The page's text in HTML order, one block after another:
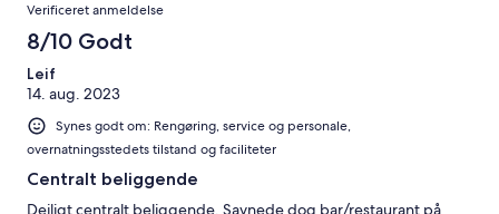
Verificeret anmeldelse
8/10 Godt
Leif
14. aug. 2023
Synes godt om: Rengøring, service og personale,
overnatningsstedets tilstand og faciliteter
Centralt beliggende
Dejligt centralt beliggende. Savnede dog bar/restaurant på